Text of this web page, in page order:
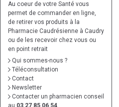
Au coeur de votre Santé vous
permet de commander en ligne,
de retirer vos produits à la
Pharmacie Caudrésienne à Caudry
ou de les recevoir chez vous ou
en point retrait
Qui sommes-nous ?
Téléconsultation
Contact
Newsletter
Contacter un pharmacien conseil
au 03 27 85 06 54